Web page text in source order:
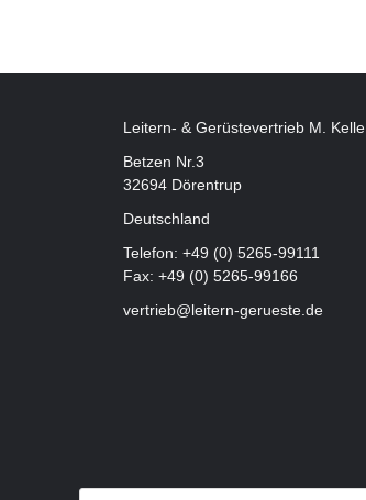
Leitern- & Gerüstevertrieb M. Kelle
Betzen Nr.3
32694 Dörentrup
Deutschland
Telefon: +49 (0) 5265-99111
Fax: +49 (0) 5265-99166
vertrieb@leitern-gerueste.de